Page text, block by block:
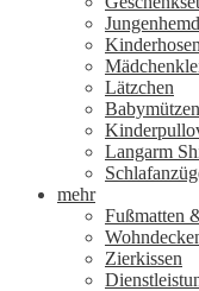
Lätzchen
Babymützen
Langarm
mehr
Fußmatten
Zierkissen